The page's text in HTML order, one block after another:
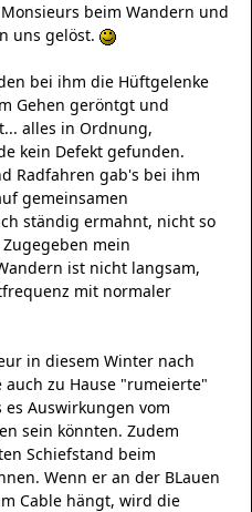
beim Wandern und
uns gelöst.
bei ihm die Hüftgelenke
Gehen geröntgt und
alles in Ordnung,
kein Defekt gefunden.
Radfahren gab's bei ihm
gemeinsamen
ständig ermahnt, nicht so
Zugegeben mein
ist nicht langsam,
mit normaler
in diesem Winter nach
zu Hause "rumeierte"
Auswirkungen vom
sein könnten. Zudem
Schiefstand beim
Wenn er an der BLauen
Cable hängt, wird die